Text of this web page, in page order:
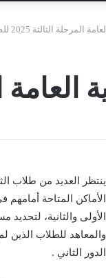
الثالثة 2025 للطلاب
الأماكن المتاحة أمامهم
الأولى والثانية،
والمعاهد للطلاب الذين
الدور الثاني .